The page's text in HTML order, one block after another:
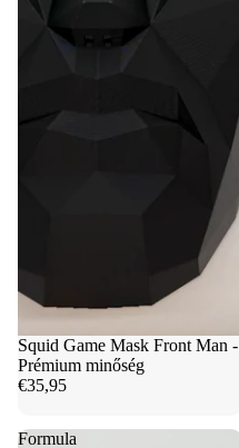
Squid Game Mask Front Man -
Prémium minőség
€35,95
Formula